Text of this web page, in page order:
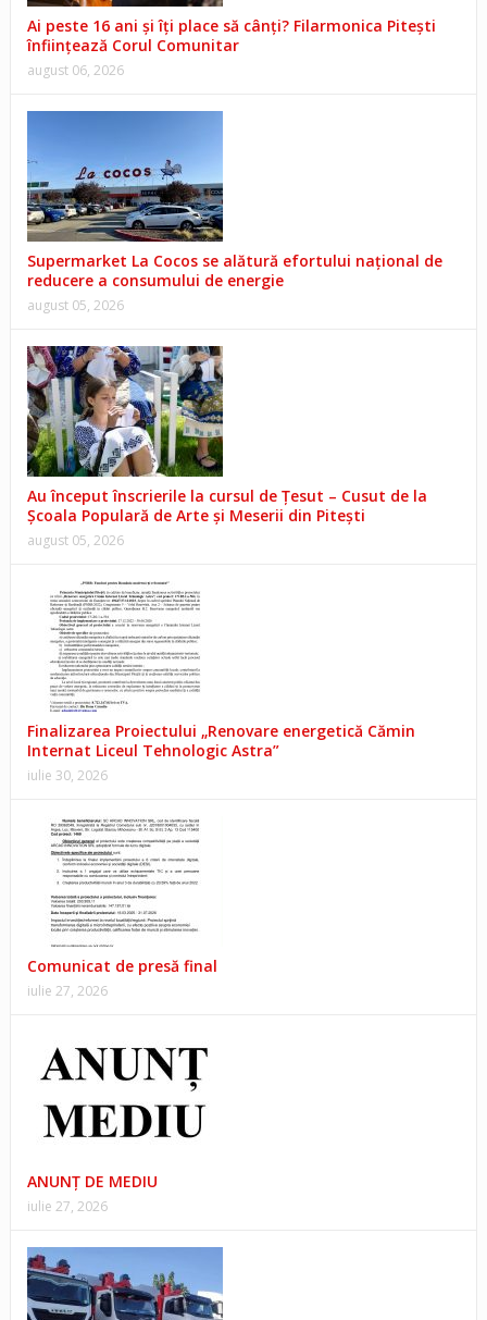
Ai peste 16 ani și îți place să cânți? Filarmonica Pitești
înființează Corul Comunitar
august 06, 2026
Supermarket La Cocos se alătură efortului național de
reducere a consumului de energie
august 05, 2026
Au început înscrierile la cursul de Țesut – Cusut de la
Școala Populară de Arte și Meserii din Pitești
august 05, 2026
Finalizarea Proiectului „Renovare energetică Cămin
Internat Liceul Tehnologic Astra”
iulie 30, 2026
Comunicat de presă final
iulie 27, 2026
ANUNŢ DE MEDIU
iulie 27, 2026